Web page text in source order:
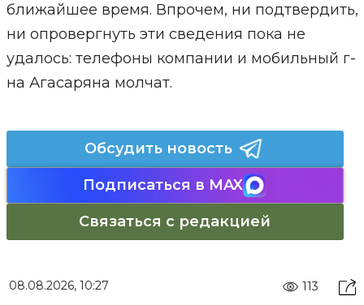
ближайшее время. Впрочем, ни подтвердить,
ни опровергнуть эти сведения пока не
удалось: телефоны компании и мобильный г-
на Агасаряна молчат.
Обсудить новость
Подписаться в MAX
Связаться с редакцией
08.08.2026, 10:27 113